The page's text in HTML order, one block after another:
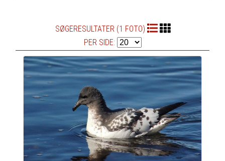
SØGERESULTATER (1 FOTO)
PER SIDE: